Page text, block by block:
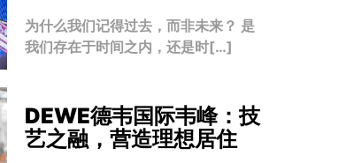
为什么我们记得过去，而非未来？ 是
我们存在于时间之内，还是时[…]
DEWE德韦国际韦峰：技
艺之融，营造理想居住